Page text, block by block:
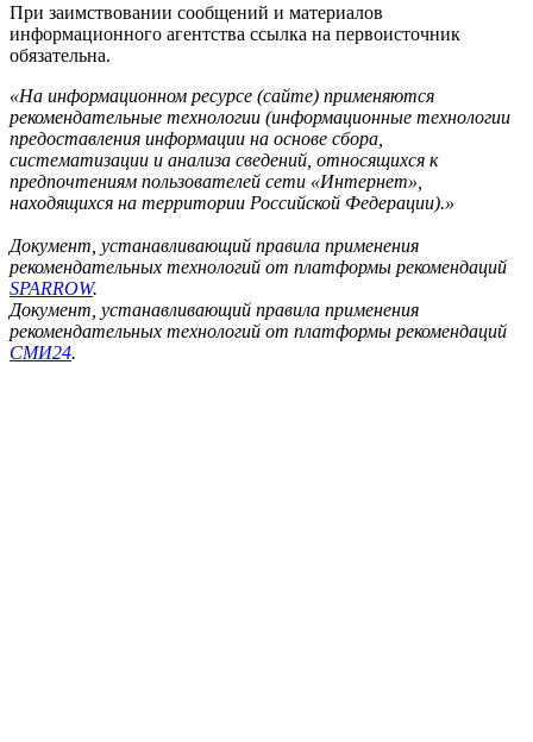
При заимствовании сообщений и материалов
информационного агентства ссылка на первоисточник
обязательна.
«На информационном ресурсе (сайте) применяются
рекомендательные технологии (информационные технологии
предоставления информации на основе сбора,
систематизации и анализа сведений, относящихся к
предпочтениям пользователей сети «Интернет»,
находящихся на территории Российской Федерации).»
Документ, устанавливающий правила применения
рекомендательных технологий от платформы рекомендаций
SPARROW.
Документ, устанавливающий правила применения
рекомендательных технологий от платформы рекомендаций
СМИ24.